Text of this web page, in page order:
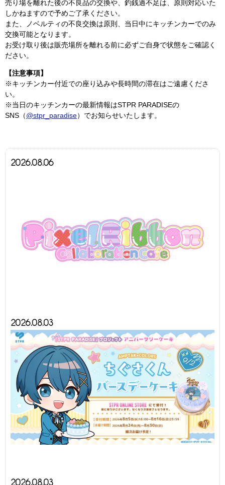
2026.08.06
2026.08.03
2026.08.03
売り場を離れた後の不良品の交換や、釣銭過不足は、原則対応いた
しかねますので予めご了承ください。
また、ノベルティの不良交換は原則、当日中にキッチンカーでのみ
交換可能となります。
お受け取り後は販売場所を離れる前に必ずご自身で状態をご確認く
ださい。
【注意事項】
※キッチンカー付近での座り込みや長時間の滞在はご遠慮くださ
い。
※当日のキッチンカーの最新情報はSTPR PARADISEの
SNS（@stpr_paradise）でお知らせいたします。